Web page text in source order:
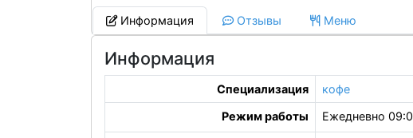
Информация Отзывы Меню
Информация
Специализация
кофе
Режим работы
Ежедневно